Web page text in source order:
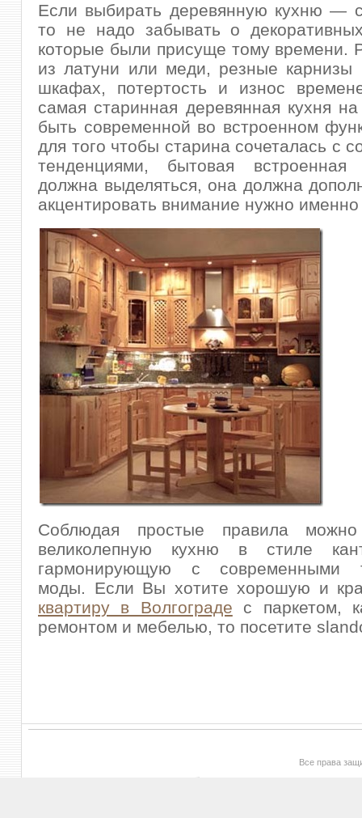
Если выбирать деревянную кухню —
то не надо забывать о
которые были присуще тому времени.
из латуни или меди, резные карнизы
шкафах, потертость и износ
самая старинная деревянная кухня
быть современной во встроенном
для того чтобы старина сочеталась с
тенденциями, бытовая
должна выделяться, она должна
акцентировать внимание нужно
Соблюдая простые правила можно
великолепную кухню в стиле
гармонирующую с современными
моды. Если Вы хотите хорошую и
квартиру в Волгограде с паркетом,
ремонтом и мебелью, то посетите
Все права